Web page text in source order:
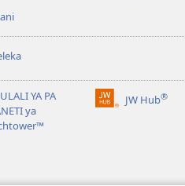
YA PA
ya
JW Hub®
(opens